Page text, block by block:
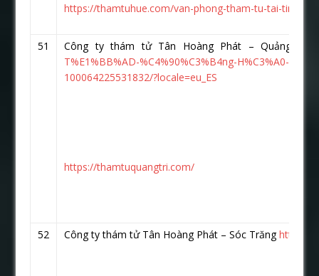
https://thamtuhue.com/van-phong-tham-tu-tai-tinh-
51 Công ty thám tử Tân Hoàng Phát – Quảng Trị
T%E1%BB%AD-%C4%90%C3%B4ng-H%C3%A0-
100064225531832/?locale=eu_ES
https://thamtuquangtri.com/
52 Công ty thám tử Tân Hoàng Phát – Sóc Trănghttps://